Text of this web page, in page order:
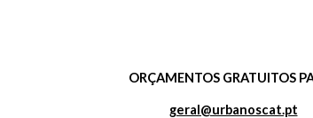
ORÇAMENTOS GRATUITOS
geral@urbanoscat.pt